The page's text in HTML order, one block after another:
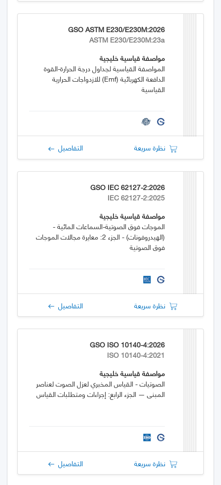
GSO ASTM E230/E230M:2026
ASTM E230/E230M:23a
مواصفة قياسية خليجية
المواصفة القياسية لجداول درجة الحرارة-القوة
الدافعة الكهربائية (emf) للازدواجات الحرارية
القياسية
نظرة سريعة التفاصيل
GSO IEC 62127-2:2026
IEC 62127-2:2025
مواصفة قياسية خليجية
الموجات فوق الصوتية-السماعات المائية -
(الهيدروفونات) - الجزء 2: معايرة مجالات الموجات
فوق الصوتية
نظرة سريعة التفاصيل
GSO ISO 10140-4:2026
ISO 10140-4:2021
مواصفة قياسية خليجية
الصوتيات - القياس المخبري لعزل الصوت لعناصر
المبنى — الجزء الرابع: إجراءات ومتطلبات القياس
نظرة سريعة التفاصيل